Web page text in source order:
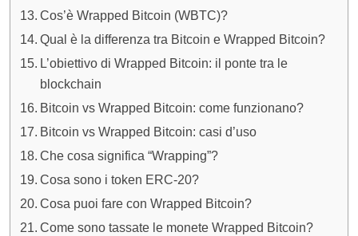
Cos’è Wrapped Bitcoin (WBTC)?
Qual è la differenza tra Bitcoin e Wrapped Bitcoin?
L’obiettivo di Wrapped Bitcoin: il ponte tra le
blockchain
Bitcoin vs Wrapped Bitcoin: come funzionano?
Bitcoin vs Wrapped Bitcoin: casi d’uso
Che cosa significa “Wrapping”?
Cosa sono i token ERC-20?
Cosa puoi fare con Wrapped Bitcoin?
Come sono tassate le monete Wrapped Bitcoin?